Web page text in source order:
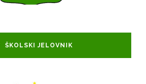
ŠKOLSKI JELOVNIK